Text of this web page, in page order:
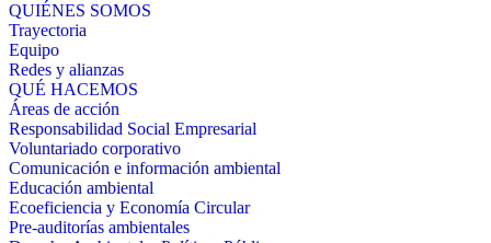
QUIÉNES SOMOS
Trayectoria
Equipo
Redes y alianzas
QUÉ HACEMOS
Áreas de acción
Responsabilidad Social Empresarial
Voluntariado corporativo
Comunicación e información ambiental
Educación ambiental
Ecoeficiencia y Economía Circular
Pre-auditorías ambientales